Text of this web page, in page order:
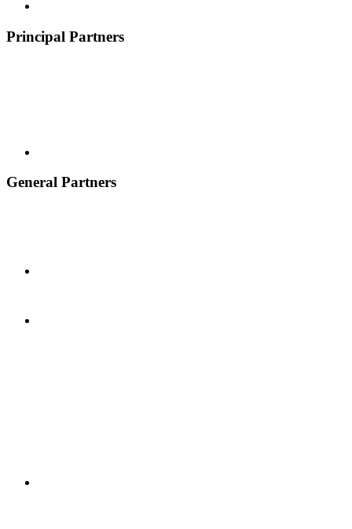
Principal Partners
General Partners